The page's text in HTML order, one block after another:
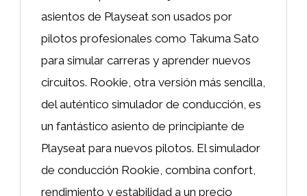
asientos de Playseat son usados por
pilotos profesionales como Takuma Sato
para simular carreras y aprender nuevos
circuitos. Rookie, otra versión más sencilla,
del auténtico simulador de conducción, es
un fantástico asiento de principiante de
Playseat para nuevos pilotos. El simulador
de conducción Rookie, combina confort,
rendimiento y estabilidad a un precio